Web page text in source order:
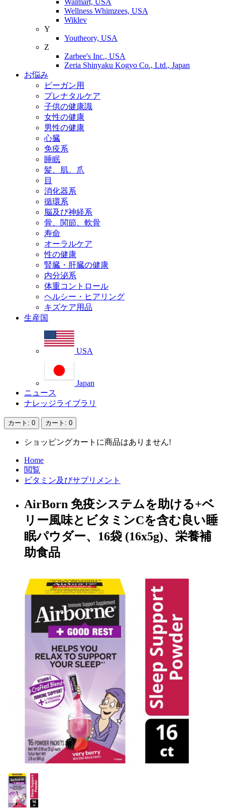
Wellness Whimzees, USA
Wiklev
Y
Youtheory, USA
Z
Zarbee's Inc., USA
Zeria Shinyaku Kogyo Co., Ltd., Japan
お悩み
ビーガン用
プレナタルケア
子供の健康識
女性の健康
男性の健康
心臓
免疫系
睡眠
髪、肌、爪
目
消化器系
循環系
脳及び神経系
骨、関節、軟骨
寿命
オーラルケア
性の健康
腎臓・肝臓の健康
内分泌系
体重コントロール
ヘルシー・ヒアリング
キズケア用品
生産国
USA
Japan
ニュース
ナレッジライブラリ
カート : 0 カート : 0
ショッピングカートに商品はありません!
Home
閲覧
ビタミン及びサプリメント
AirBorn 免疫システムを助ける+ベ
リー風味とビタミンCを含む良い睡
眠パウダー、16袋 (16х5g)、栄養補
助食品